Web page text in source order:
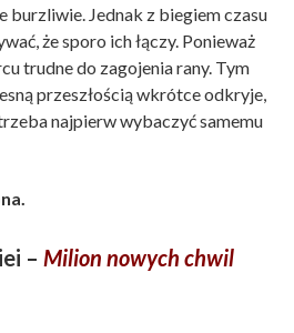
burzliwie. Jednak z biegiem czasu
że sporo ich łączy. Ponieważ
trudne do zagojenia rany. Tym
przeszłością wkrótce odkryje,
najpierw wybaczyć samemu
– Milion nowych chwil